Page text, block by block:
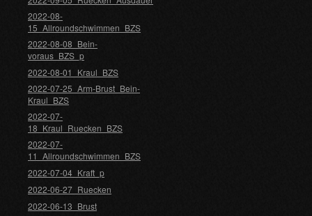
2022-08-
15_Allroundschwimmen_BZS
2022-08-08_Bein-
voraus_BZS_p
2022-08-01_Kraul_BZS
2022-07-25_Arm-Brust_Bein-
Kraul_BZS
2022-07-
18_Kraul_Ruecken_BZS
2022-07-
11_Allroundschwimmen_BZS
2022-07-04_Kraft_p
2022-06-27_Ruecken
2022-06-13_Brust